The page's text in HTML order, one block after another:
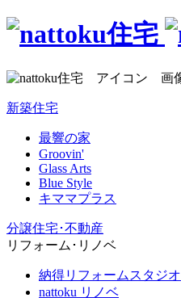
新築住宅
最響の家
Groovin'
Glass Arts
Blue Style
キママプラス
分譲住宅･不動産
リフォーム･リノベ
納得リフォームスタジオ
nattoku リノベ